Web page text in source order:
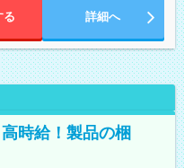
る 詳細へ
時給！製品の梱